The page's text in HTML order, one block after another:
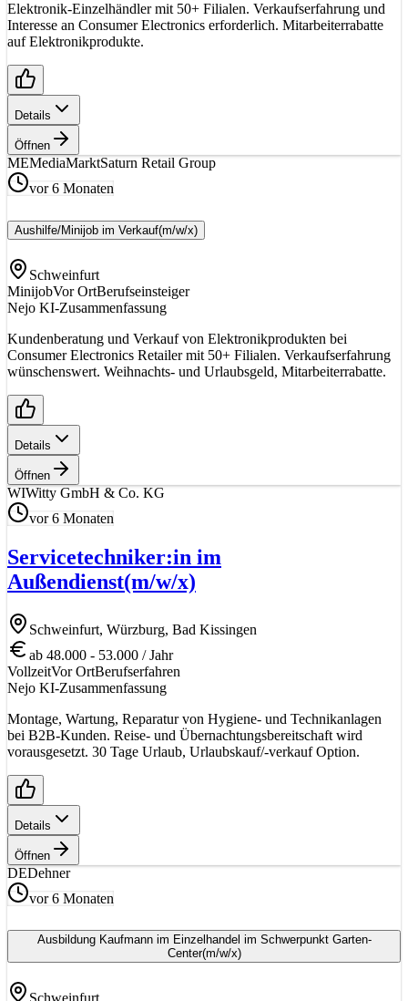
Elektronik-Einzelhändler mit 50+ Filialen. Verkaufserfahrung und
Interesse an Consumer Electronics erforderlich. Mitarbeiterrabatte
auf Elektronikprodukte.
Details
Öffnen
MEMediaMarktSaturn Retail Group
vor 6 Monaten
Aushilfe/Minijob im Verkauf(m/w/x)
Schweinfurt
MinijobVor OrtBerufseinsteiger
Nejo KI-Zusammenfassung
Kundenberatung und Verkauf von Elektronikprodukten bei
Consumer Electronics Retailer mit 50+ Filialen. Verkaufserfahrung
wünschenswert. Weihnachts- und Urlaubsgeld, Mitarbeiterrabatte.
Details
Öffnen
WIWitty GmbH & Co. KG
vor 6 Monaten
Servicetechniker:in im
Außendienst(m/w/x)
Schweinfurt, Würzburg, Bad Kissingen
ab 48.000 - 53.000 / Jahr
VollzeitVor OrtBerufserfahren
Nejo KI-Zusammenfassung
Montage, Wartung, Reparatur von Hygiene- und Technikanlagen
bei B2B-Kunden. Reise- und Übernachtungsbereitschaft wird
vorausgesetzt. 30 Tage Urlaub, Urlaubskauf/-verkauf Option.
Details
Öffnen
DEDehner
vor 6 Monaten
Ausbildung Kaufmann im Einzelhandel im Schwerpunkt Garten-
Center(m/w/x)